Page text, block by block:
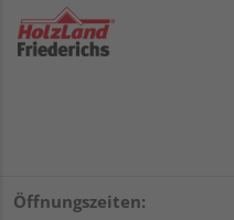
Öffnungszeiten: